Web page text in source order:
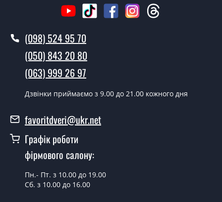
Як швидко можете встановити двері
Галант?
У той самий день протягом кількох годин, за умови
Чи можна на сьогодні викликати
замірника?
Так можна.
У вас є в наявності готові двері
вхідні?
Так, ми маємо великий асортимент готових вхідних
дверей.
Яка вартість найдешевших вхідних
(098) 524 95 70
(050) 843 20 80
(063) 999 26 97
Дзвінки приймаємо з 9.00 до 21.00 кожного дня
favoritdveri@ukr.net
Графік роботи
фірмового салону:
Пн.- Пт. з 10.00 до 19.00
Сб. з 10.00 до 16.00